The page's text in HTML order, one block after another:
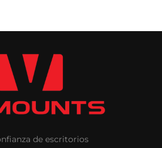
de escritorios